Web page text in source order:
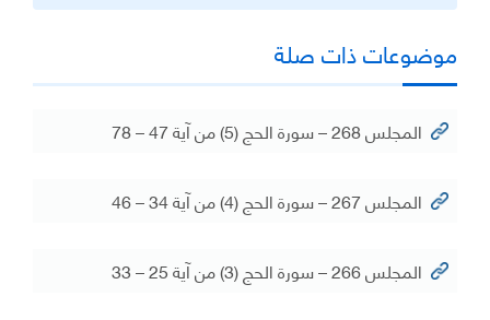
موضوعات ذات صلة
المجلس 268 – سورة الحج (5) من آية 47 – 78
المجلس 267 – سورة الحج (4) من آية 34 – 46
المجلس 266 – سورة الحج (3) من آية 25 – 33